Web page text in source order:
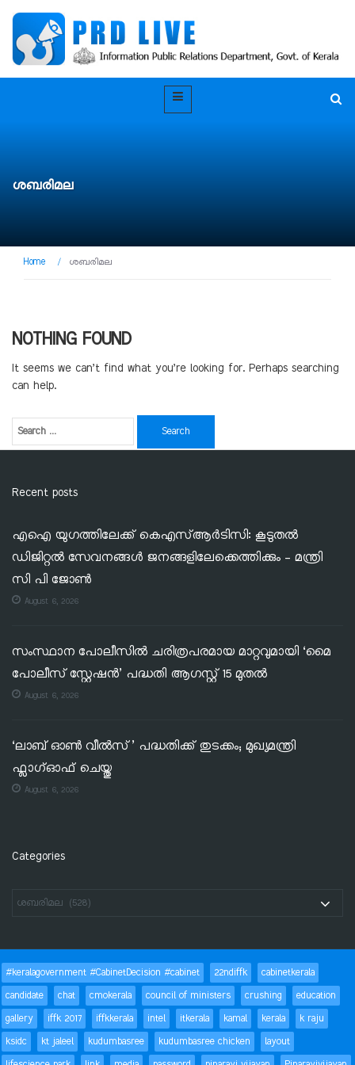
ശബരിമല
Home / ശബരിമല
NOTHING FOUND
It seems we can’t find what you’re looking for. Perhaps searching
can help.
Recent posts
എഐ യുഗത്തിലേക്ക് കെഎസ്ആർടിസി: കൂടുതൽ
ഡിജിറ്റൽ സേവനങ്ങൾ ജനങ്ങളിലേക്കെത്തിക്കും – മന്ത്രി
സി പി ജോൺ
August 6, 2026
സംസ്ഥാന പോലീസിൽ ചരിത്രപരമായ മാറ്റവുമായി ‘മൈ
പോലീസ് സ്റ്റേഷൻ’ പദ്ധതി ആഗസ്റ്റ് 15 മുതൽ
August 6, 2026
‘ലാബ് ഓൺ വീൽസ്’ പദ്ധതിക്ക് തുടക്കം; മുഖ്യമന്ത്രി
ഫ്ലാഗ്ഓഫ് ചെയ്തു
August 6, 2026
Categories
#keralagovernment #CabinetDecision #cabinet 22ndiffk
cabinetkerala
candidate
chat cmokerala council of ministers crushing
education
gallery
iffk 2017 iffkkerala intel itkerala kamal kerala
k raju
ksidc
kt jaleel kudumbasree kudumbasree chicken
layout